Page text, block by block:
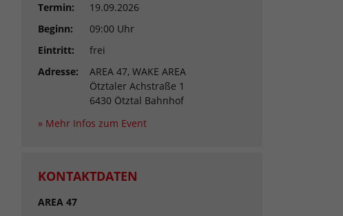
Termin:
19.09.2026
Beginn:
09:00 Uhr
Eintritt:
frei
Adresse:
AREA 47, WAKE AREA
Ötztaler Achstraße 1
6430 Ötztal Bahnhof
» Mehr Infos zum Event
KONTAKTDATEN
AREA 47